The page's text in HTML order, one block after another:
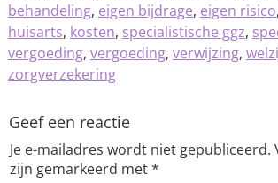
behandeling, eigen bijdrage, eigen risico,
huisarts, kosten, specialistische ggz,
vergoeding, vergoeding, verwijzing,
zorgverzekering
Geef een reactie
Je e-mailadres wordt niet gepubliceerd.
zijn gemarkeerd met*